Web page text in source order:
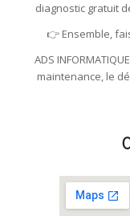
diagnostic gratuit
👉 Ensemble,
ADS
maintenance, le